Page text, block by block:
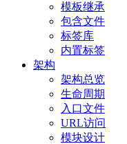
模板继承
包含文件
标签库
内置标签
架构
架构总览
生命周期
入口文件
URL访问
模块设计